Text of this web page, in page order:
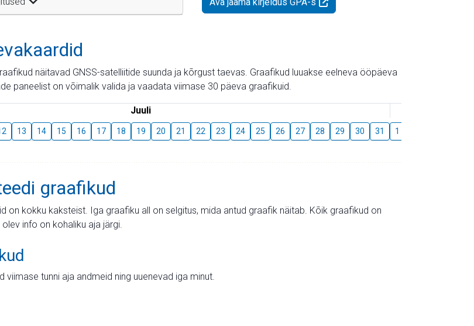
Ava jaama kirjeldus GPA-s
näitavad GNSS-satelliitide suunda ja kõrgust taevas. Graafikud luuakse eelneva ööpäeva
paneelist on võimalik valida ja vaadata viimase 30 päeva graafikuid.
Juuli
13 14 15 16 17 18 19 20 21 22 23 24 25 26 27 28 29 30 31 1
graafikud
on kokku kaksteist. Iga graafiku all on selgitus, mida antud graafik näitab. Kõik graafikud on
info on kohaliku aja järgi.
viimase tunni aja andmeid ning uuenevad iga minut.